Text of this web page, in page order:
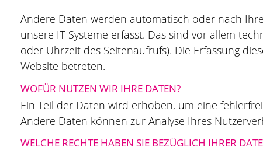
Andere Daten werden automatisch oder nach
unsere IT-Systeme erfasst. Das sind vor allem
oder Uhrzeit des Seitenaufrufs). Die Erfassung
Website betreten.
WOFÜR NUTZEN WIR IHRE DATEN?
Ein Teil der Daten wird erhoben, um eine
Andere Daten können zur Analyse Ihres
WELCHE RECHTE HABEN SIE BEZÜGLICH IHRER